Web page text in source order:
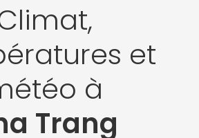
et
à
Trang